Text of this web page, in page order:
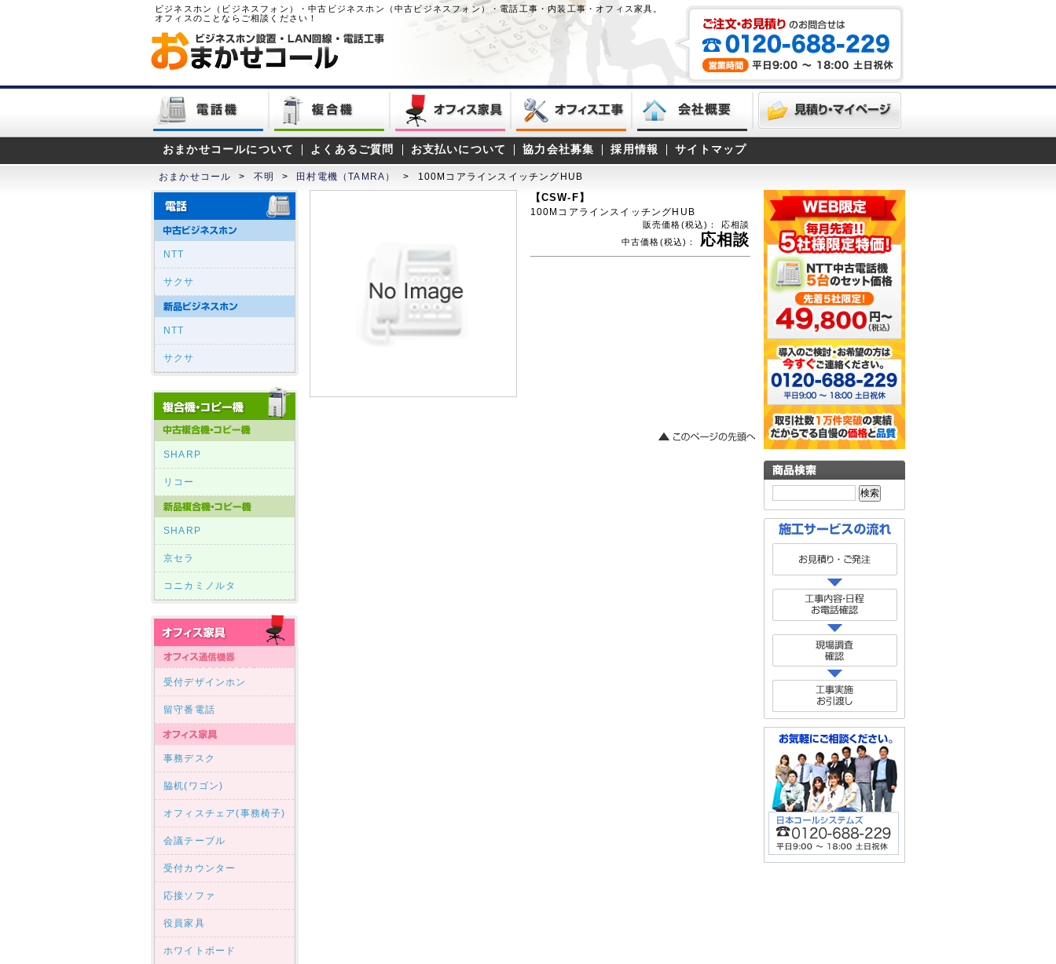
ビジネスホン（ビジネスフォン）・中古ビジネスホン（中古ビジネスフォン）・電話工事・内装工事・オフィス家具。
オフィスのことならご相談ください！
おまかせコールについて よくあるご質問 お支払いについて 協力会社募集 採用情報 サイトマップ
おまかせコール > 不明 > 田村電機（TAMRA） > 100MコアラインスイッチングHUB
NTT
サクサ
NTT
サクサ
SHARP
リコー
SHARP
京セラ
コニカミノルタ
受付デザインホン
留守番電話
事務デスク
脇机(ワゴン)
オフィスチェア(事務椅子)
会議テーブル
受付カウンター
応接ソファ
役員家具
ホワイトボード
【CSW-F】
100MコアラインスイッチングHUB
販売価格(税込)：
応相談
中古価格(税込)：
応相談